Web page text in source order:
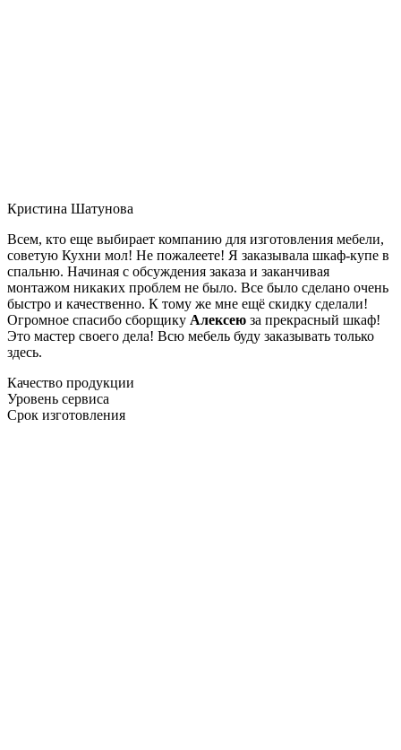
Кристина Шатунова
Всем, кто еще выбирает компанию для изготовления мебели,
советую Кухни мол! Не пожалеете! Я заказывала шкаф-купе в
спальню. Начиная с обсуждения заказа и заканчивая
монтажом никаких проблем не было. Все было сделано очень
быстро и качественно. К тому же мне ещё скидку сделали!
Огромное спасибо сборщику Алексею за прекрасный шкаф!
Это мастер своего дела! Всю мебель буду заказывать только
здесь.
Качество продукции
Уровень сервиса
Срок изготовления